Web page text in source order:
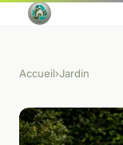
Accueil›Jardin